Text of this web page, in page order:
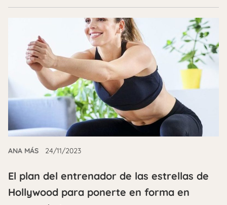
ANA MÁS 24/11/2023
El plan del entrenador de las estrellas de
Hollywood para ponerte en forma en